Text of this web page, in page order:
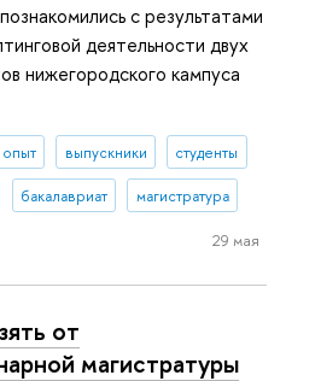
с результатами
деятельности двух
нижегородского кампуса
выпускники студенты
бакалавриат магистратура
29 мая
от
магистратуры